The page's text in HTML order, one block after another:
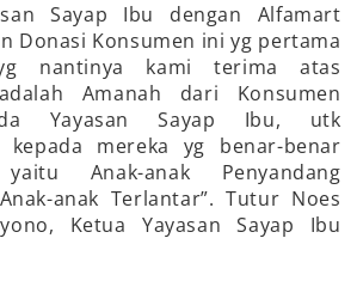
Sayap Ibu dengan Alfamart
Donasi Konsumen ini yg pertama
nantinya kami terima atas
Amanah dari Konsumen
Yayasan Sayap Ibu, utk
kepada mereka yg benar-benar
Anak-anak Penyandang
anak Terlantar”. Tutur Noes
Ketua Yayasan Sayap Ibu